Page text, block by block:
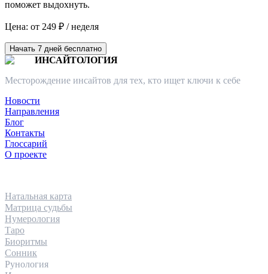
поможет выдохнуть.
Цена: от 249 ₽ / неделя
Начать 7 дней бесплатно
ИНСАЙТОЛОГИЯ
Месторождение инсайтов для тех, кто ищет ключи к себе
Новости
Направления
Блог
Контакты
Глоссарий
О проекте
Натальная карта
Матрица судьбы
Нумерология
Таро
Биоритмы
Сонник
Рунология